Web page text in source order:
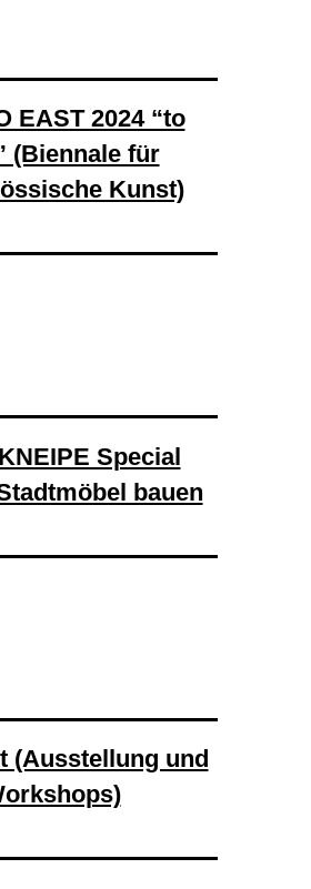
EAST 2024 “to
(Biennale für
Kunst)
Special
bauen
(Ausstellung und